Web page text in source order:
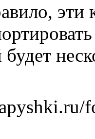
эти
будет